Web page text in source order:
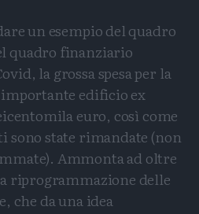
un esempio del quadro
quadro finanziario
la grossa spesa per la
edificio ex
euro, così come
sono state rimandate (non
Ammonta ad oltre
riprogrammazione delle
che da una idea